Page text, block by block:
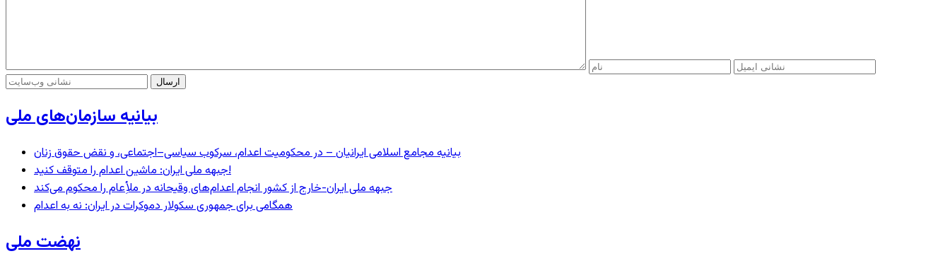
بیانیه سازمان‌های ملی
بیانیه مجامع اسلامی ایرانیان – در محکومیت اعدام، سرکوب سیاسی–اجتماعی، و نقض حقوق زنان
جبهه ملی ایران: ماشین اعدام را متوقف کنید!
جبهه ملی ایران-خارج از کشور انجام اعدام‌های وقیحانه در ملأِعام را محکوم می‌کند
همگامی برای جمهوری سکولار دموکرات در ایران: نه به اعدام
نهضت ملی